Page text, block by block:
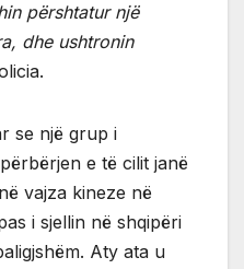
përshtatur një
dhe ushtronin
se një grup i
e të cilit janë
vajza kineze në
i sjellin në shqipëri
Aty ata u